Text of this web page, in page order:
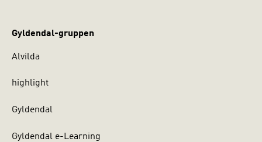
Gyldendal-gruppen
Alvilda
highlight
Gyldendal
Gyldendal e-Learning